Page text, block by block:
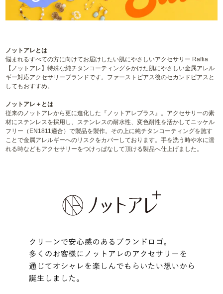
ノットアレとは
悩まれるすべての方に向けてお届けしたい肌にやさしいアクセサリー Raffia
【ノットアレ】特殊な純チタンコーティングをかけた肌にやさしい金属アレル
ギー対応アクセサリーブランドです。ファーストピアス後のセカンドピアスと
してもおすすめ。
ノットアレ＋とは
従来のノットアレから更に進化した『ノットアレプラス』。アクセサリーの素
材にステンレスを採用し、ステンレスの耐水性、変色耐性を活かしてニッケル
フリー（EN1811適合）で製品を製作。その上に純チタンコーティングを施す
ことで金属アレルギーへのリスクをカバーしております。手を洗う時や水に濡
れる時などもアクセサリーをつけっぱなして頂ける製品へ仕上げました。